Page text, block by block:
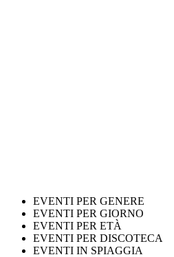
EVENTI PER GENERE
EVENTI PER GIORNO
EVENTI PER ETÀ
EVENTI PER DISCOTECA
EVENTI IN SPIAGGIA